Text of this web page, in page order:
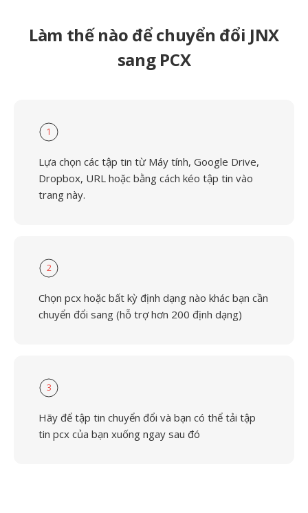
Làm thế nào để chuyển đổi JNX
sang PCX
1
Lựa chọn các tập tin từ Máy tính, Google Drive,
Dropbox, URL hoặc bằng cách kéo tập tin vào
trang này.
2
Chọn pcx hoặc bất kỳ định dạng nào khác bạn cần
chuyển đổi sang (hỗ trợ hơn 200 định dạng)
3
Hãy để tập tin chuyển đổi và bạn có thể tải tập
tin pcx của bạn xuống ngay sau đó